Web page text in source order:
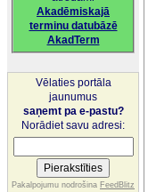
Akadēmiskajā
terminu datubāzē
AkadTerm
Vēlaties portāla
jaunumus
saņemt pa e-pastu?
Norādiet savu adresi:
Pakalpojumu nodrošina FeedBlitz